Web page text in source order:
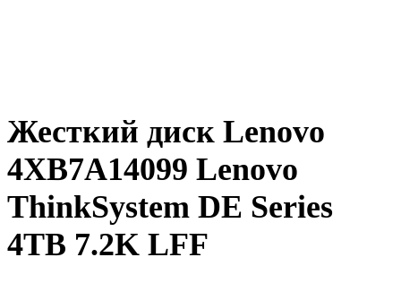
Жесткий диск Lenovo
4XB7A14099 Lenovo
ThinkSystem DE Series
4TB 7.2K LFF